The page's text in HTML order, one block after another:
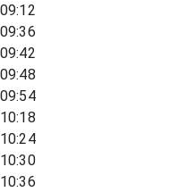
09:12
09:36
09:42
09:48
09:54
10:18
10:24
10:30
10:36